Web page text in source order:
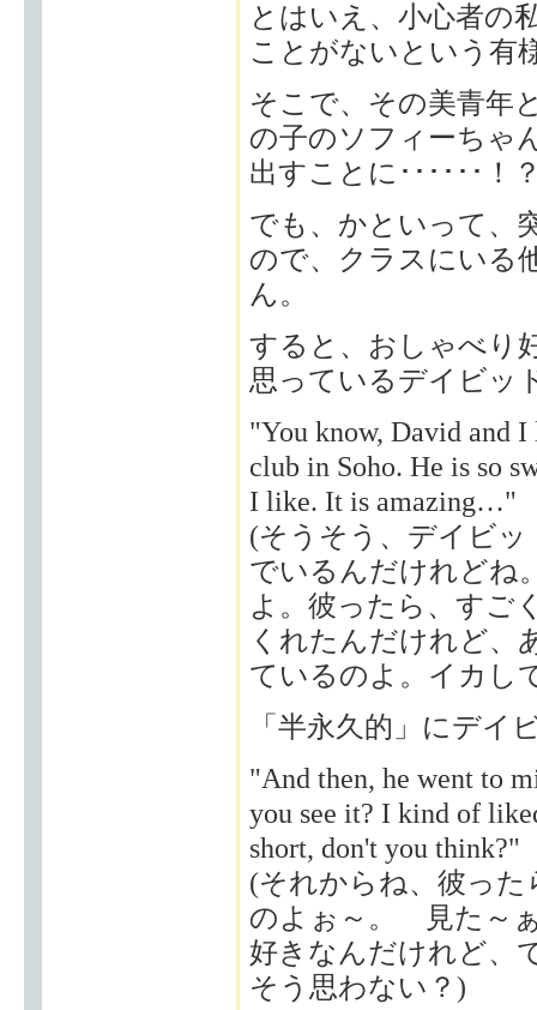
とはいえ、小心者の
ことがないという有
そこで、その美青年
の子のソフィーちゃ
出すことに･･････！
でも、かといって、
ので、クラスにいる
ん。
すると、おしゃべり
思っているデイビッ
"You know, David and I
club in Soho. He is so
I like. It is amazing…"
(そうそう、デイビ
でいるんだけれどね
よ。彼ったら、すご
くれたんだけれど、
ているのよ。イカし
「半永久的」にデイ
"And then, he went to
you see it? I kind of
short, don't you think?"
(それからね、彼っ
のよぉ～。 見た～
好きなんだけれど
そう思わない？)